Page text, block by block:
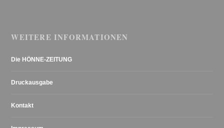
WEITERE INFORMATIONEN
Die HÖNNE-ZEITUNG
Druckausgabe
Kontakt